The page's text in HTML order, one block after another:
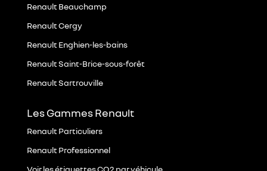
Renault Beauchamp
Renault Cergy
Renault Enghien-les-bains
Renault Saint-Brice-sous-forêt
Renault Sartrouville
Les Gammes Renault
Renault Particuliers
Renault Professionnel
Voir les étiquettes CO2 par véhicule